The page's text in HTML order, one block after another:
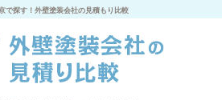
で探す！外壁塗装会社の見積もり比較